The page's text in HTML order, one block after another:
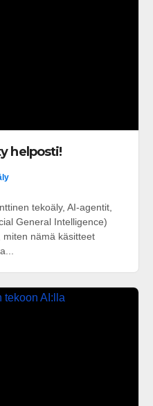
helposti!
tekoäly, AI-agentit,
General Intelligence)
miten nämä käsitteet